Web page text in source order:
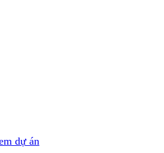
dự án